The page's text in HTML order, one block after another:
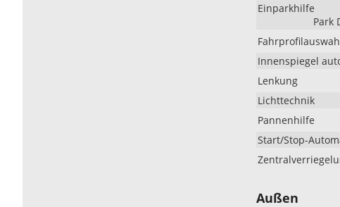
Einparkhilfe
Park
Innenspiegel
Lenkung
Lichttechnik
Pannenhilfe
Start/Stop-
Außen